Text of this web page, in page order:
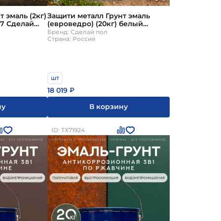
эмаль (2кг)
Сделай
Защити металл Грунт эмаль
(евроведро) (20кг) белый
RAL9003 Сделай ПОЛ
Бренд: Сделай пол
Страна: Россия
шт
18 019 ₽
В корзину
ID: ТХ71924